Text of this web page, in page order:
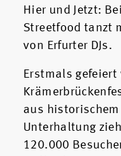
Hier und Jetzt:
Streetfood tanzt
von Erfurter DJs.
Erstmals gefeiert
aus
Unterhaltung
120.000